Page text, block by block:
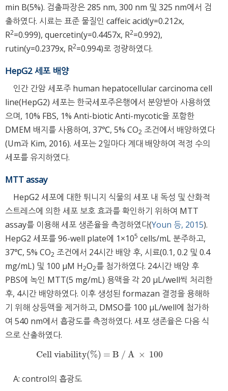
min B(5%). 검출파장은 285 nm, 300 nm 및 325 nm에서 검
출하였다. 시료는 표준 물질인 caffeic acid(y=0.212x,
R2=0.999), quercetin(y=0.4457x, R2=0.992),
rutin(y=0.2379x, R2=0.994)로 정량하였다.
HepG2 세포 배양
인간 간암 세포주 human hepatocellular carcinoma cell
line(HepG2) 세포는 한국세포주은행에서 분양받아 사용하였
으며, 10% FBS, 1% Anti-biotic Anti-mycotic을 포함한
DMEM 배지를 사용하여, 37℃, 5% CO2 조건에서 배양하였다
(Um과 Kim, 2016). 세포는 2일마다 계대 배양하여 적정 수의
세포를 유지하였다.
MTT assay
HepG2 세포에 대한 튀니지 식물의 세포 내 독성 및 산화적
스트레스에 의한 세포 보호 효과를 확인하기 위하여 MTT
assay를 이용해 세포 생존율을 측정하였다(Youn 등, 2015).
HepG2 세포를 96-well plate에 1×105 cells/mL 분주하고,
37℃, 5% CO2 조건에서 24시간 배양 후, 시료(0.1, 0.2 및 0.4
mg/mL) 및 100 μM H2O2를 첨가하였다. 24시간 배양 후
PBS에 녹인 MTT(5 mg/mL) 용액을 각 20 μL/well씩 처리한
후, 4시간 배양하였다. 이후 생성된 formazan 결정을 용해하
기 위해 상등액을 제거하고, DMSO를 100 μL/well에 첨가하
여 540 nm에서 흡광도를 측정하였다. 세포 생존율은 다음 식
으로 산출하였다.
Cell viability(%) = B / A × 100
Cell viability(%) = B / A×100
A: control의 흡광도